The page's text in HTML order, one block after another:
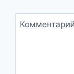
Комментарий